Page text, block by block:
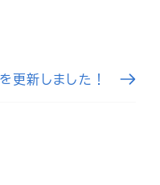
新しました！